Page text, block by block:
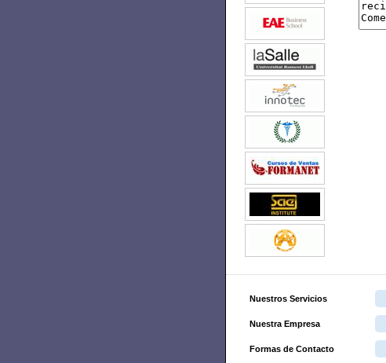
Nuestros Servicios
Nuestra Empresa
Formas de Contacto